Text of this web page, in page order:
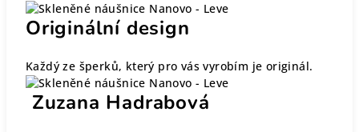
Originální design
Každý ze šperků, který pro vás vyrobím je originál.
Zuzana Hadrabová